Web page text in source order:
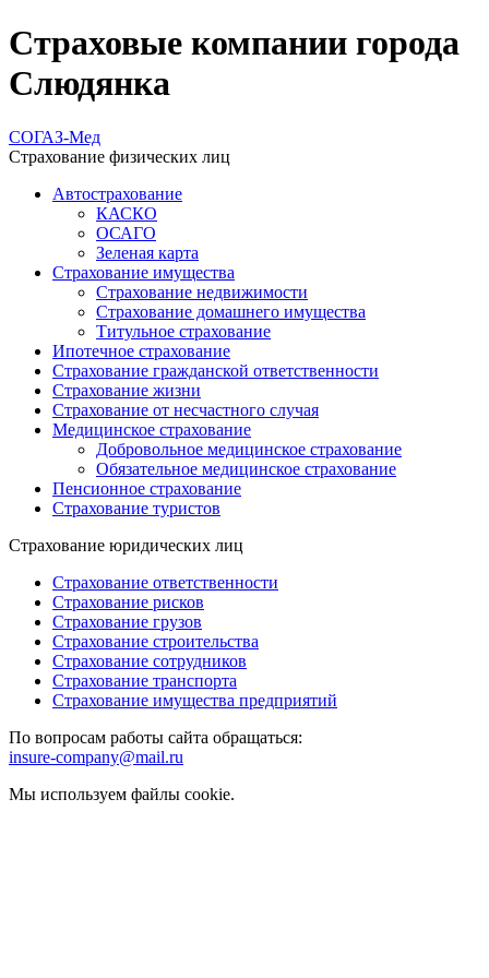
Страховые компании города
Слюдянка
СОГАЗ-Мед
Страхование физических лиц
Автострахование
КАСКО
ОСАГО
Зеленая карта
Страхование имущества
Страхование недвижимости
Страхование домашнего имущества
Титульное страхование
Ипотечное страхование
Страхование гражданской ответственности
Страхование жизни
Страхование от несчастного случая
Медицинское страхование
Добровольное медицинское страхование
Обязательное медицинское страхование
Пенсионное страхование
Страхование туристов
Страхование юридических лиц
Страхование ответственности
Страхование рисков
Страхование грузов
Страхование строительства
Страхование сотрудников
Страхование транспорта
Страхование имущества предприятий
По вопросам работы сайта обращаться:
insure-company@mail.ru
Мы используем файлы cookie.